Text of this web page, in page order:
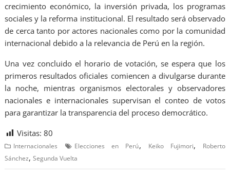
crecimiento económico, la inversión privada, los programas
sociales y la reforma institucional. El resultado será observado
de cerca tanto por actores nacionales como por la comunidad
internacional debido a la relevancia de Perú en la región.
Una vez concluido el horario de votación, se espera que los
primeros resultados oficiales comiencen a divulgarse durante
la noche, mientras organismos electorales y observadores
nacionales e internacionales supervisan el conteo de votos
para garantizar la transparencia del proceso democrático.
Visitas: 80
Internacionales Elecciones en Perú, Keiko Fujimori,
Roberto
Sánchez,Segunda Vuelta